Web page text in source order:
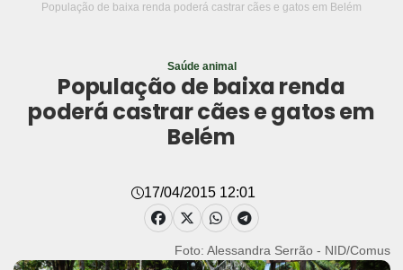
População de baixa renda poderá castrar cães e gatos em Belém
Saúde animal
População de baixa renda
poderá castrar cães e gatos em
Belém
17/04/2015 12:01
Foto: Alessandra Serrão - NID/Comus